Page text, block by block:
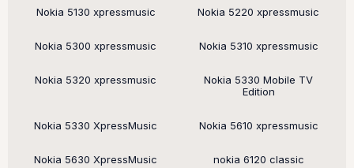
Nokia 5130 xpressmusic Nokia 5220 xpressmusic
Nokia 5300 xpressmusic Nokia 5310 xpressmusic
Nokia 5320 xpressmusic
Nokia 5330 Mobile TV
Edition
Nokia 5330 XpressMusic Nokia 5610 xpressmusic
Nokia 5630 XpressMusic nokia 6120 classic